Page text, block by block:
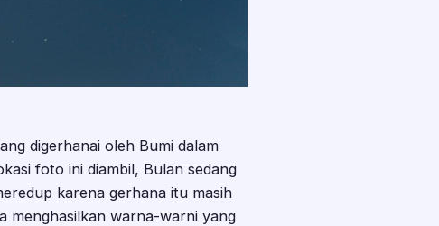
digerhanai oleh Bumi dalam
foto ini diambil, Bulan sedang
karena gerhana itu masih
menghasilkan warna-warni yang